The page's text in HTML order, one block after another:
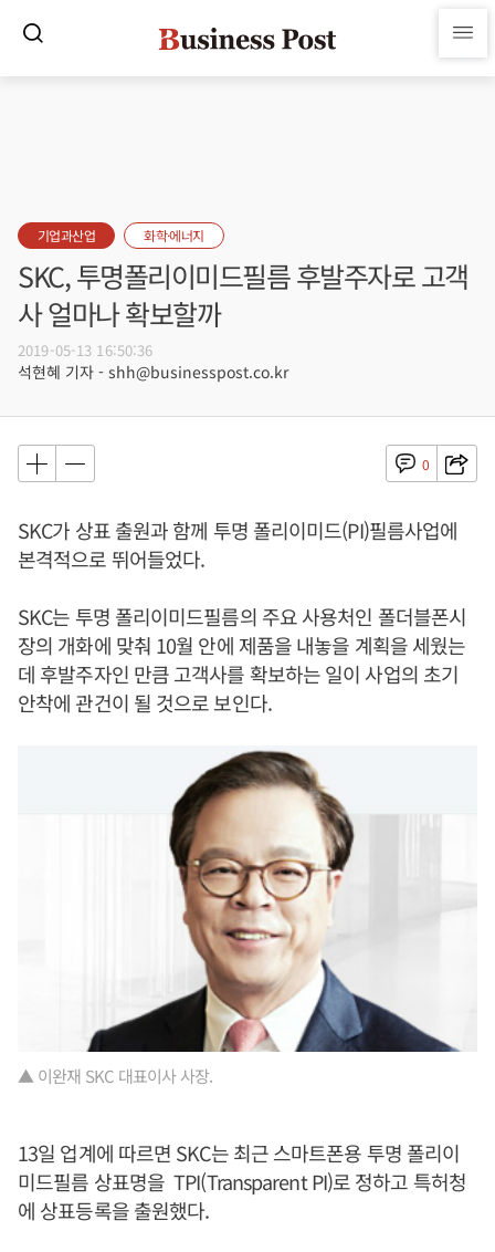
기업과산업 화학·에너지
SKC, 투명폴리이미드필름 후발주자로 고객
사 얼마나 확보할까
2019-05-13 16:50:36
석현혜 기자 - shh@businesspost.co.kr
0
SKC가 상표 출원과 함께 투명 폴리이미드(PI)필름사업에
본격적으로 뛰어들었다.
SKC는 투명 폴리이미드필름의 주요 사용처인 폴더블폰시
장의 개화에 맞춰 10월 안에 제품을 내놓을 계획을 세웠는
데 후발주자인 만큼 고객사를 확보하는 일이 사업의 초기
안착에 관건이 될 것으로 보인다.
▲ 이완재 SKC 대표이사 사장.
13일 업계에 따르면 SKC는 최근 스마트폰용 투명 폴리이
미드필름 상표명을 TPI(Transparent PI)로 정하고 특허청
에 상표등록을 출원했다.